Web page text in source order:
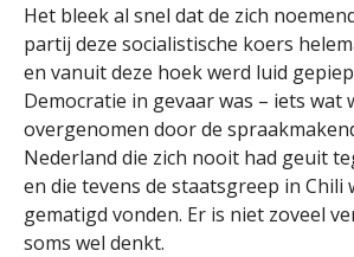
Het bleek al snel dat de zich
partij deze socialistische koers
en vanuit deze hoek werd luid
Democratie in gevaar was – iets wat
overgenomen door de
Nederland die zich nooit had geuit
en die tevens de staatsgreep in Chili
gematigd vonden. Er is niet zoveel
soms wel denkt.